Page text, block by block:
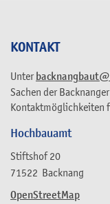
KONTAKT
Unter
Sachen der
Kontaktmöglichkeiten
Hochbauamt
Stiftshof 20
71522 Backnang
OpenStreetMap